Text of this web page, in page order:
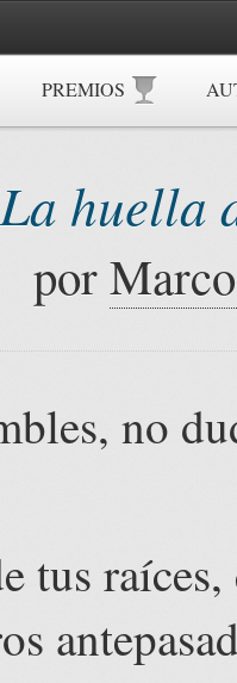
PREMIOS
La huella
por
no
tus